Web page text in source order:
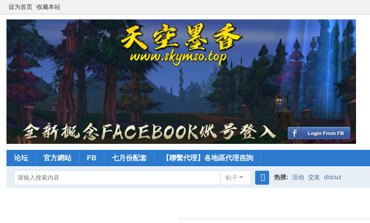
设为首页 收藏本站
论坛 官方網站 FB 七月份配套 【聯繫代理】各地區代理咨詢
帖子 热搜: 活动 交友 discuz